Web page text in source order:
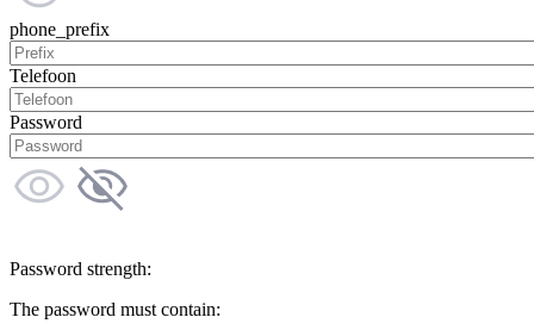
phone_prefix
Telefoon
Password
Password strength:
The password must contain: